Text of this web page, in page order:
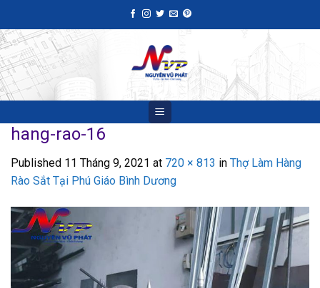
to
content
hang-rao-16
Published 11 Tháng 9, 2021 at 720 × 813 in Thợ Làm Hàng
Rào Sắt Tại Phú Giáo Bình Dương